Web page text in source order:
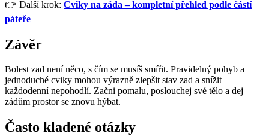
👉 Další krok: Cviky na záda – kompletní přehled podle částí
páteře
Závěr
Bolest zad není něco, s čím se musíš smířit. Pravidelný pohyb a
jednoduché cviky mohou výrazně zlepšit stav zad a snížit
každodenní nepohodlí. Začni pomalu, poslouchej své tělo a dej
zádům prostor se znovu hýbat.
Často kladené otázky